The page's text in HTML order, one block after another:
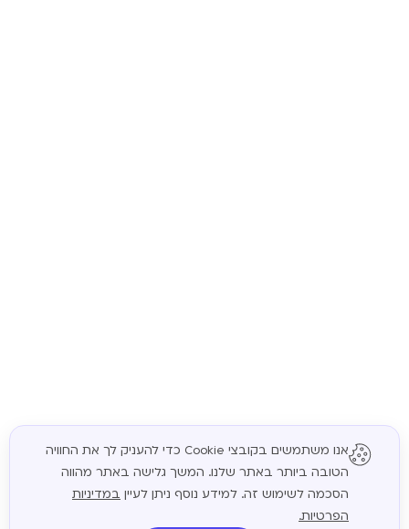
המשך
אנו משתמשים בקובצי Cookie כדי להעניק לך את החוויה
הטובה ביותר באתר שלנו. המשך גלישה באתר מהווה
הסכמה לשימוש זה. למידע נוסף ניתן לעיין במדיניות
הפרטיות.